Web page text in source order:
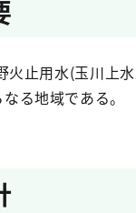
火止用水(玉川上
る地域である。